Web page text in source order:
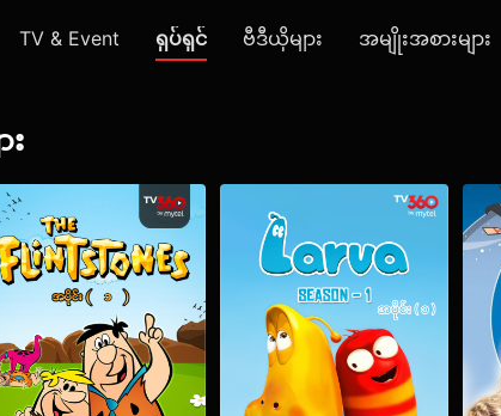
TV & Event ရုပ်ရှင် ဗီဒီယိုများ အမျိုးအစားများ